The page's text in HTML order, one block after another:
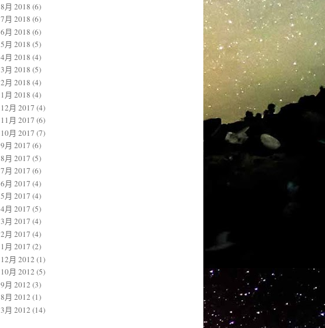
8月 2018 (6)
7月 2018 (6)
6月 2018 (6)
5月 2018 (5)
4月 2018 (4)
3月 2018 (5)
2月 2018 (4)
1月 2018 (4)
12月 2017 (4)
11月 2017 (6)
10月 2017 (7)
9月 2017 (6)
8月 2017 (5)
7月 2017 (6)
6月 2017 (4)
5月 2017 (4)
4月 2017 (5)
3月 2017 (4)
2月 2017 (4)
1月 2017 (2)
12月 2012 (1)
10月 2012 (5)
9月 2012 (3)
8月 2012 (1)
3月 2012 (14)